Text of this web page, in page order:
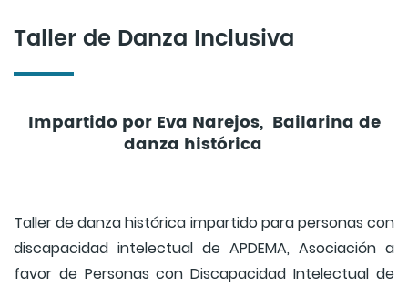
Taller de Danza Inclusiva
Impartido por Eva Narejos, Bailarina de
danza histórica
Taller de danza histórica impartido para personas con
discapacidad intelectual de APDEMA, Asociación a
favor de Personas con Discapacidad Intelectual de